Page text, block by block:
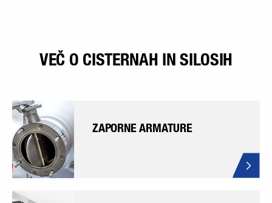
VEČ O CISTERNAH IN SILOSIH
ZAPORNE ARMATURE